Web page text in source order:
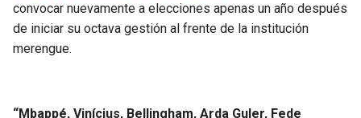
convocar nuevamente a elecciones apenas un año después
de iniciar su octava gestión al frente de la institución
merengue.
“Mbappé, Vinícius, Bellingham, Arda Guler, Fede